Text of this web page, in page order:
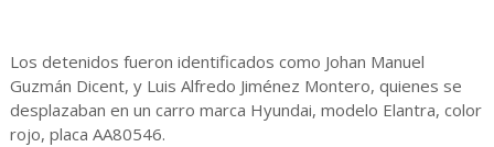
Los detenidos fueron identificados como Johan Manuel
Guzmán Dicent, y Luis Alfredo Jiménez Montero, quienes se
desplazaban en un carro marca Hyundai, modelo Elantra, color
rojo, placa AA80546.